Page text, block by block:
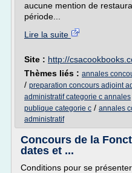
aucune mention de
période...
Lire la suite
Site : http://
Thèmes liés : annales
/ preparation concours adjoint
administratif categorie c annales
publique categorie c / annales
administratif
Concours de la
dates et ...
Conditions pour se